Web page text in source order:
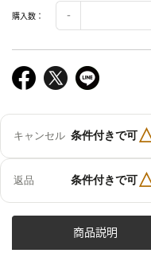
購入数：
キャンセル 条件付きで可
返品 条件付きで可
商品説明